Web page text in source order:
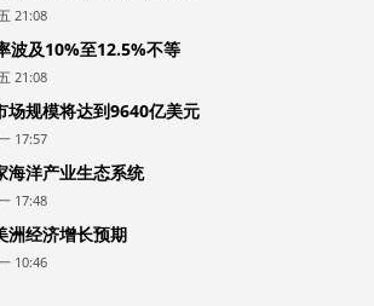
21:08
波及10%至12.5%不等
21:08
场规模将达到9640亿美元
17:57
海洋产业生态系统
17:48
洲经济增长预期
10:46